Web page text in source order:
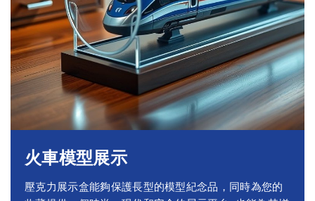
火車模型展示
壓克力展示盒能夠保護長型的模型紀念品，同時為您的